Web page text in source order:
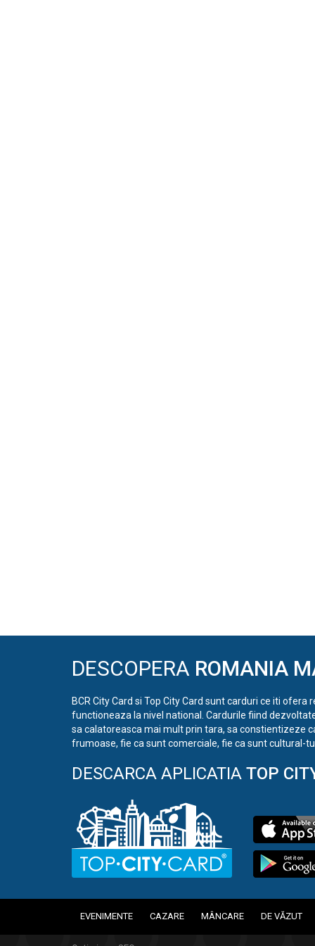
DESCOPERA ROMANIA
BCR City Card si Top City Card sunt carduri ce iti
functioneaza la nivel national. Cardurile fiind
sa calatoreasca mai mult prin tara, sa constientizeze
frumoase, fie ca sunt comerciale, fie ca sunt cultural-
DESCARCA APLICATIA TOP
EVENIMENTE CAZARE MÂNCARE DE VĂZUT